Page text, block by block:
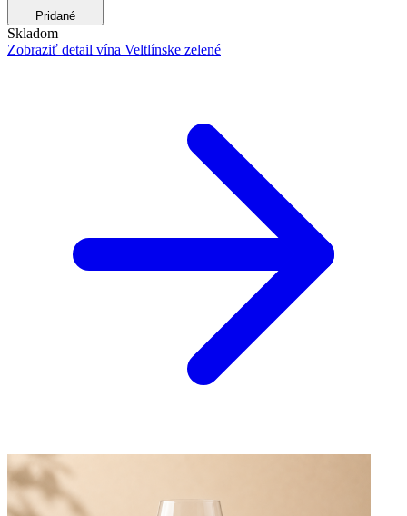
Pridané
Skladom
Zobraziť detail vína Veltlínske zelené